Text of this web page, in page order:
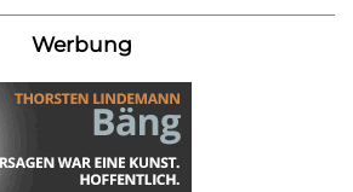
Werbung